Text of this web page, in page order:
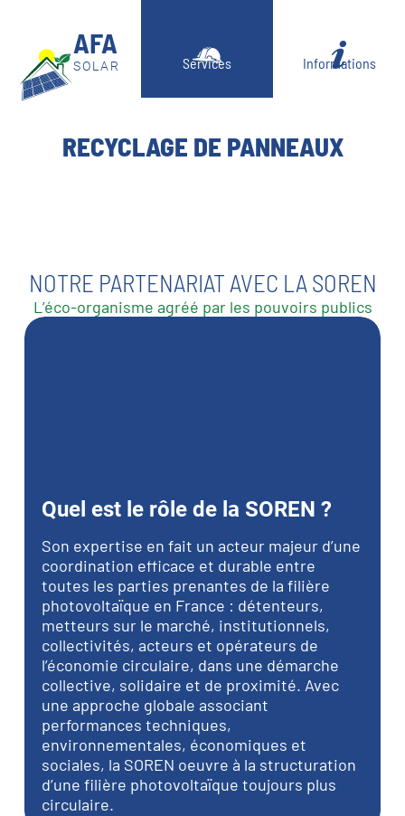
AFA
Services Informations
RECYCLAGE DE PANNEAUX
NOTRE PARTENARIAT AVEC LA SOREN
L’éco-organisme agréé par les pouvoirs publics
Quel est le rôle de la SOREN ?
Son expertise en fait un acteur majeur d’une
coordination efficace et durable entre
toutes les parties prenantes de la filière
photovoltaïque en France : détenteurs,
metteurs sur le marché, institutionnels,
collectivités, acteurs et opérateurs de
l’économie circulaire, dans une démarche
collective, solidaire et de proximité. Avec
une approche globale associant
performances techniques,
environnementales, économiques et
sociales, la SOREN oeuvre à la structuration
d’une filière photovoltaïque toujours plus
circulaire.